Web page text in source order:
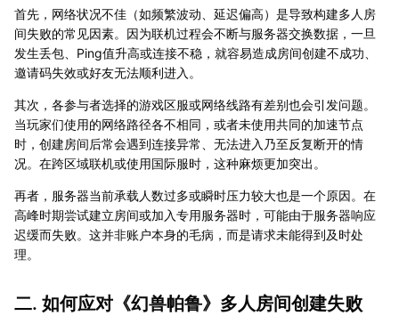
首先，网络状况不佳（如频繁波动、延迟偏高）是导致构建多人房
间失败的常见因素。因为联机过程会不断与服务器交换数据，一旦
发生丢包、Ping值升高或连接不稳，就容易造成房间创建不成功、
邀请码失效或好友无法顺利进入。
其次，各参与者选择的游戏区服或网络线路有差别也会引发问题。
当玩家们使用的网络路径各不相同，或者未使用共同的加速节点
时，创建房间后常会遇到连接异常、无法进入乃至反复断开的情
况。在跨区域联机或使用国际服时，这种麻烦更加突出。
再者，服务器当前承载人数过多或瞬时压力较大也是一个原因。在
高峰时期尝试建立房间或加入专用服务器时，可能由于服务器响应
迟缓而失败。这并非账户本身的毛病，而是请求未能得到及时处
理。
二. 如何应对《幻兽帕鲁》多人房间创建失败